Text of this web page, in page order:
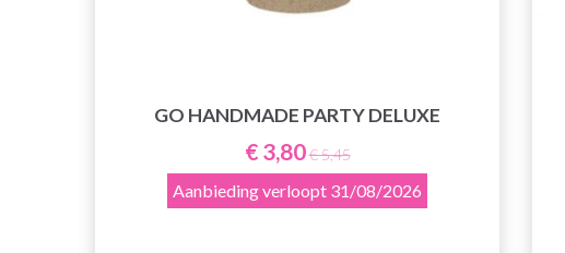
GO HANDMADE PARTY DELUXE
€ 3,80€ 5,45
Aanbieding verloopt 31/08/2026